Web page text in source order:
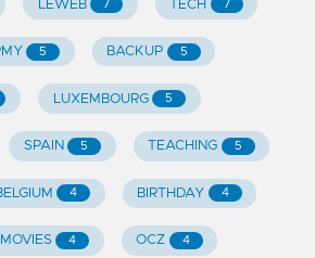
LEWEB 7 TECH 7
5 BACKUP 5
LUXEMBOURG 5
SPAIN 5 TEACHING 5
4 BIRTHDAY 4
MOVIES 4 OCZ 4